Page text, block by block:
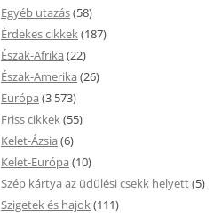
Egyéb utazás(58)
Érdekes cikkek(187)
Észak-Afrika (22)
Észak-Amerika (26)
Európa (3 573)
Friss cikkek(55)
Kelet-Ázsia (6)
Kelet-Európa (10)
Szép kártya az üdülési csekk helyett(5)
Szigetek és hajok(111)